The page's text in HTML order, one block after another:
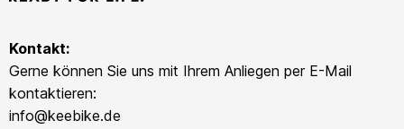
Kontakt:
Gerne können Sie uns mit Ihrem Anliegen per E-Mail
kontaktieren:
info@keebike.de